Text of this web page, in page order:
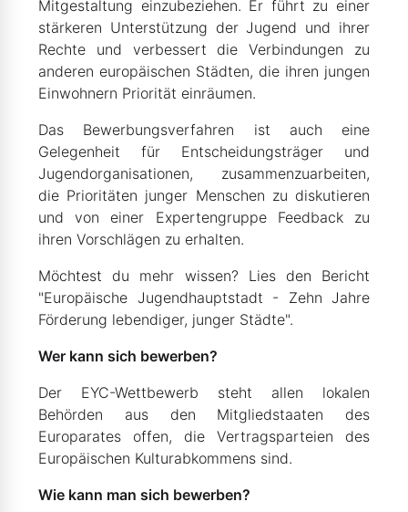
Mitgestaltung einzubeziehen. Er führt zu einer
stärkeren Unterstützung der Jugend und ihrer
Rechte und verbessert die Verbindungen zu
anderen europäischen Städten, die ihren jungen
Einwohnern Priorität einräumen.
Das Bewerbungsverfahren ist auch eine
Gelegenheit für Entscheidungsträger und
Jugendorganisationen, zusammenzuarbeiten,
die Prioritäten junger Menschen zu diskutieren
und von einer Expertengruppe Feedback zu
ihren Vorschlägen zu erhalten.
Möchtest du mehr wissen? Lies den Bericht
"Europäische Jugendhauptstadt - Zehn Jahre
Förderung lebendiger, junger Städte".
Wer kann sich bewerben?
Der EYC-Wettbewerb steht allen lokalen
Behörden aus den Mitgliedstaaten des
Europarates offen, die Vertragsparteien des
Europäischen Kulturabkommens sind.
Wie kann man sich bewerben?